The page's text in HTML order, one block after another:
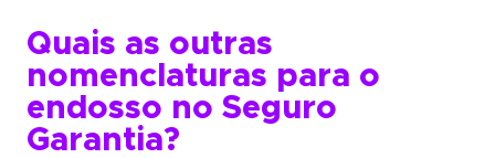
Quais as outras
nomenclaturas para o
endosso no Seguro
Garantia?